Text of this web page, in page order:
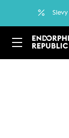
Slevy